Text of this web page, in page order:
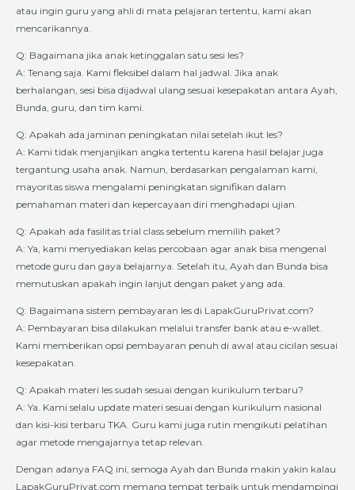
atau ingin guru yang ahli di mata pelajaran tertentu, kami akan
mencarikannya.
Q: Bagaimana jika anak ketinggalan satu sesi les?
A: Tenang saja. Kami fleksibel dalam hal jadwal. Jika anak
berhalangan, sesi bisa dijadwal ulang sesuai kesepakatan antara Ayah,
Bunda, guru, dan tim kami.
Q: Apakah ada jaminan peningkatan nilai setelah ikut les?
A: Kami tidak menjanjikan angka tertentu karena hasil belajar juga
tergantung usaha anak. Namun, berdasarkan pengalaman kami,
mayoritas siswa mengalami peningkatan signifikan dalam
pemahaman materi dan kepercayaan diri menghadapi ujian.
Q: Apakah ada fasilitas trial class sebelum memilih paket?
A: Ya, kami menyediakan kelas percobaan agar anak bisa mengenal
metode guru dan gaya belajarnya. Setelah itu, Ayah dan Bunda bisa
memutuskan apakah ingin lanjut dengan paket yang ada.
Q: Bagaimana sistem pembayaran les di LapakGuruPrivat.com?
A: Pembayaran bisa dilakukan melalui transfer bank atau e-wallet.
Kami memberikan opsi pembayaran penuh di awal atau cicilan sesuai
kesepakatan.
Q: Apakah materi les sudah sesuai dengan kurikulum terbaru?
A: Ya. Kami selalu update materi sesuai dengan kurikulum nasional
dan kisi-kisi terbaru TKA. Guru kami juga rutin mengikuti pelatihan
agar metode mengajarnya tetap relevan.
Dengan adanya FAQ ini, semoga Ayah dan Bunda makin yakin kalau
LapakGuruPrivat.com memang tempat terbaik untuk mendampingi